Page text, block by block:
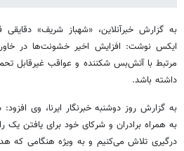
به گزارش خبرآنلاین، «شهباز شریف»
ایکس نوشت: افزایش اخیر خشونت‌ها در
مرتبط با آتش‌بس شکننده و عواقب غیرقابل
داشته باشد.
به گزارش روز دوشنبه خبرنگار ایرنا، وی
به همراه برادران و شرکای خود برای یافتن یک
درگیری تلاش می‌کنیم و به ویژه هنگامی که